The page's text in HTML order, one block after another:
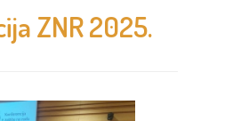
ZNR 2025.